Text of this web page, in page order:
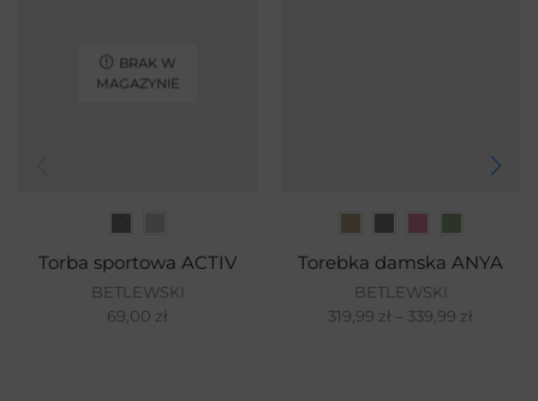
BRAK W
MAGAZYNIE
Torba sportowa ACTIV
BETLEWSKI
69,00 zł
Torebka damska ANYA
BETLEWSKI
319,99 zł – 339,99 zł